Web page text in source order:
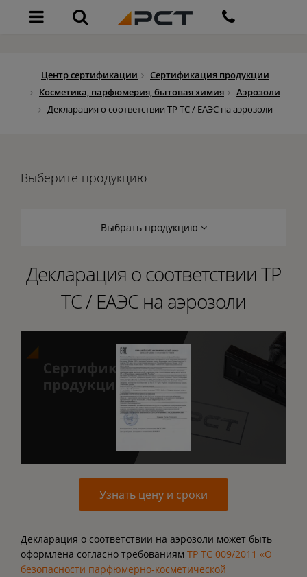
Центр сертификации
Сертификация продукции
Косметика, парфюмерия, бытовая химия
Аэрозоли
Декларация о соответствии ТР ТС / ЕАЭС на аэрозоли
Выберите продукцию
Выбрать продукцию
Декларация о соответствии ТР
ТС / ЕАЭС на аэрозоли
Узнать цену и сроки
Декларация о соответствии на аэрозоли может быть
оформлена согласно требованиям ТР ТС 009/2011 «О
безопасности парфюмерно-косметической